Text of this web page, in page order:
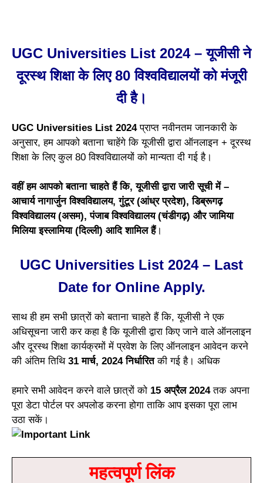
UGC Universities List 2024 – यूजीसी ने
दूरस्थ शिक्षा के लिए 80 विश्वविद्यालयों को मंजूरी
दी है।
UGC Universities List 2024प्राप्त नवीनतम जानकारी के
अनुसार, हम आपको बताना चाहेंगे कि यूजीसी द्वारा ऑनलाइन + दूरस्थ
शिक्षा के लिए कुल 80 विश्वविद्यालयों को मान्यता दी गई है।
वहीं हम आपको बताना चाहते हैं कि, यूजीसी द्वारा जारी सूची में –
आचार्य नागार्जुन विश्वविद्यालय, गुंटूर (आंध्र प्रदेश), डिब्रूगढ़
विश्वविद्यालय (असम), पंजाब विश्वविद्यालय (चंडीगढ़) और जामिया
मिलिया इस्लामिया (दिल्ली) आदि शामिल हैं।
UGC Universities List 2024 – Last
Date for Online Apply.
साथ ही हम सभी छात्रों को बताना चाहते हैं कि, यूजीसी ने एक
अधिसूचना जारी कर कहा है कि यूजीसी द्वारा किए जाने वाले ऑनलाइन
और दूरस्थ शिक्षा कार्यक्रमों में प्रवेश के लिए ऑनलाइन आवेदन करने
की अंतिम तिथि 31 मार्च, 2024 निर्धारितकी गई है। अधिक
हमारे सभी आवेदन करने वाले छात्रों को 15 अप्रैल 2024तक अपना
पूरा डेटा पोर्टल पर अपलोड करना होगा ताकि आप इसका पूरा लाभ
उठा सकें।
महत्वपूर्ण लिंक